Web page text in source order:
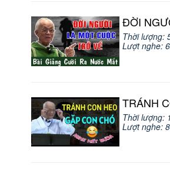
ĐỜI
Thời lượng:
Lượt nghe:
TRÁNH
Thời lượng:
Lượt nghe: